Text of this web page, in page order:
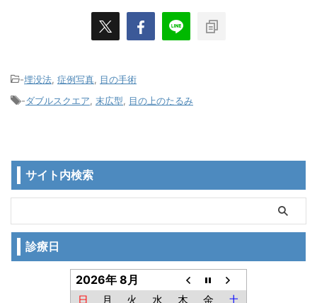
-埋没法 症例写真
目の手術
-ダブルスクエア 末広型 目の上のたるみ
サイト内検索
診療日
2026年 8月
日 月 火 水 木 金 土